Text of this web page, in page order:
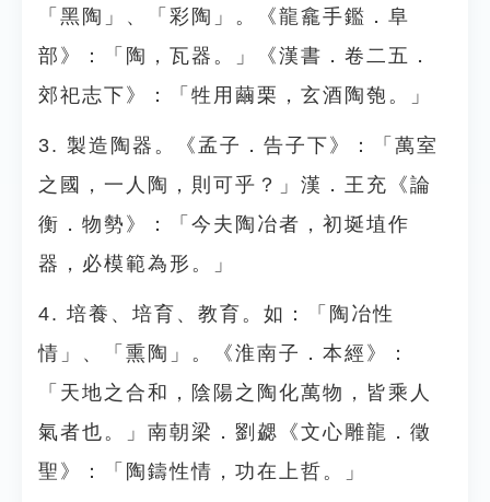
「黑陶」、「彩陶」。《龍龕手鑑．阜
部》：「陶，瓦器。」《漢書．卷二五．
郊祀志下》：「牲用繭栗，玄酒陶匏。」
3. 製造陶器。《孟子．告子下》：「萬室
之國，一人陶，則可乎？」漢．王充《論
衡．物勢》：「今夫陶冶者，初埏埴作
器，必模範為形。」
4. 培養、培育、教育。如：「陶冶性
情」、「熏陶」。《淮南子．本經》：
「天地之合和，陰陽之陶化萬物，皆乘人
氣者也。」南朝梁．劉勰《文心雕龍．徵
聖》：「陶鑄性情，功在上哲。」